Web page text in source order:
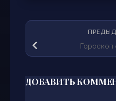
Гороскоп
ДОБАВИТЬ